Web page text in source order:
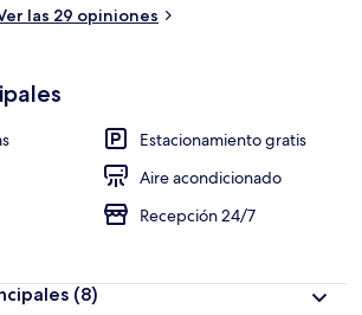
Exterior
las 29 opiniones
Estacionamiento gratis
Aire acondicionado
Recepción 24/7
(8)